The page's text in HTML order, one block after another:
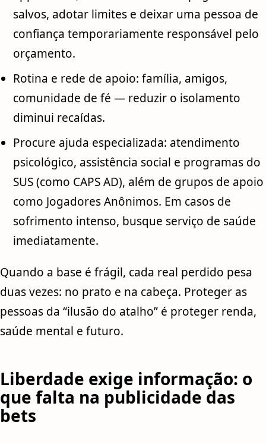
salvos, adotar limites e deixar uma pessoa de
confiança temporariamente responsável pelo
orçamento.
Rotina e rede de apoio: família, amigos,
comunidade de fé — reduzir o isolamento
diminui recaídas.
Procure ajuda especializada: atendimento
psicológico, assistência social e programas do
SUS (como CAPS AD), além de grupos de apoio
como Jogadores Anônimos. Em casos de
sofrimento intenso, busque serviço de saúde
imediatamente.
Quando a base é frágil, cada real perdido pesa
duas vezes: no prato e na cabeça. Proteger as
pessoas da “ilusão do atalho” é proteger renda,
saúde mental e futuro.
Liberdade exige informação: o
que falta na publicidade das
bets